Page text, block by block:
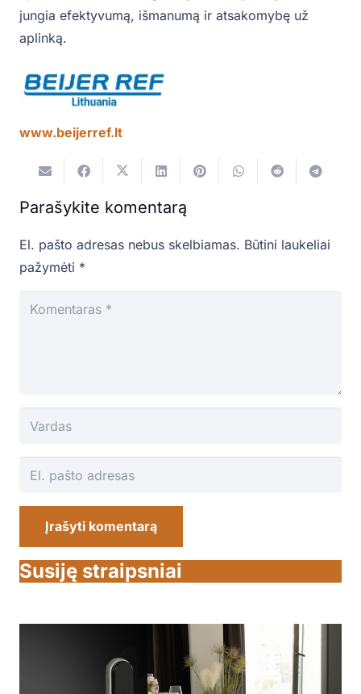
jungia efektyvumą, išmanumą ir atsakomybę už
aplinką.
www.beijerref.lt
Parašykite komentarą
El. pašto adresas nebus skelbiamas. Būtini laukeliai
pažymėti *
Įrašyti komentarą
Susiję straipsniai